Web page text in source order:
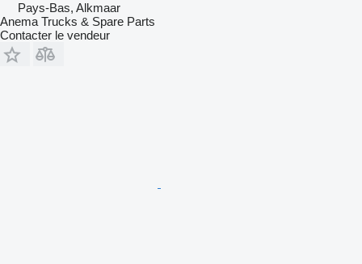
Pays-Bas, Alkmaar
Anema Trucks & Spare Parts
Contacter le vendeur